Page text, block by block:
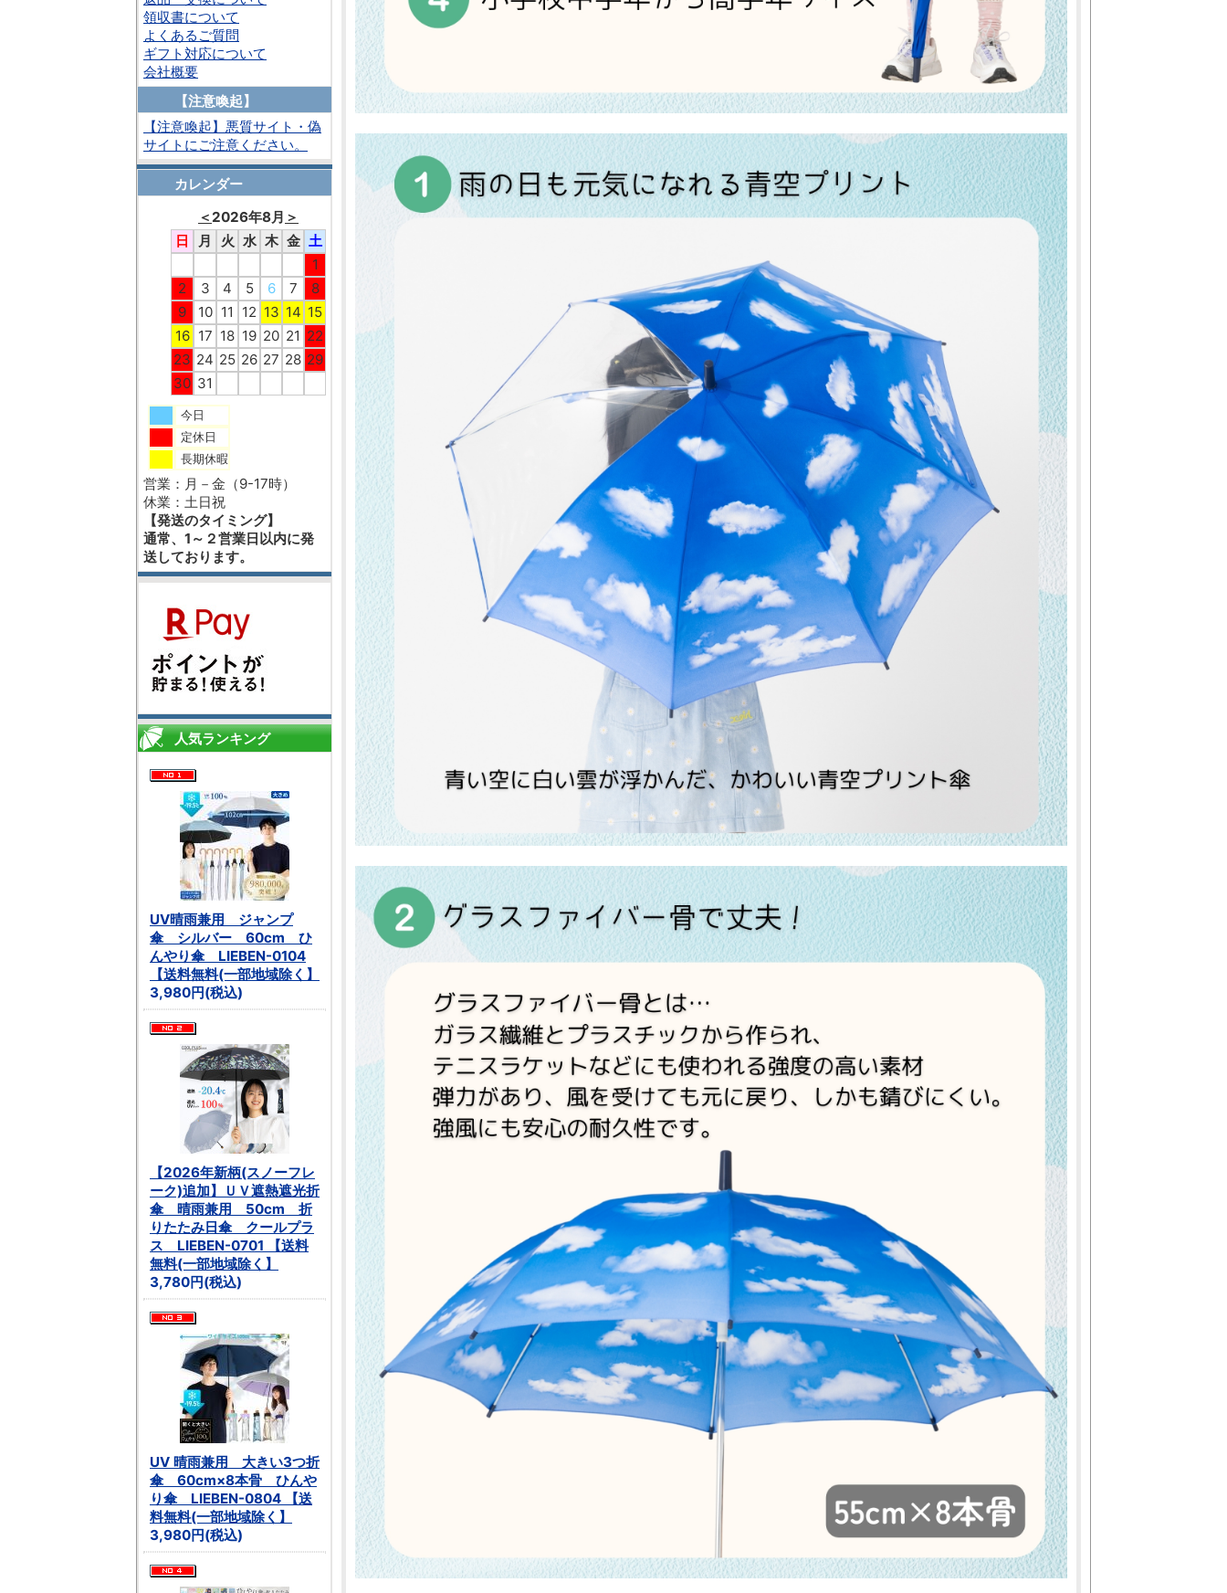
領収書について
よくあるご質問
ギフト対応について
会社概要
【注意喚起】
【注意喚起】悪質サイト・偽
サイトにご注意ください。
カレンダー
＜ 2026年8月 ＞
日
月 火 水 木 金 土
1
2
3 4 5 6 7
8
9
10 11 12 13 14 15
16 17 18 19 20 21 22
23 24 25 26 27 28 29
30 31
今日
定休日
長期休暇
営業：月－金（9-17時）
休業：土日祝
【発送のタイミング】
通常、1～２営業日以内に発
送しております。
人気ランキング
UV晴雨兼用 ジャンプ
傘 シルバー 60cm ひ
んやり傘 LIEBEN-0104
【送料無料(一部地域除く】
3,980円(税込)
【2026年新柄(スノーフレ
ーク)追加】ＵＶ遮熱遮光折
傘 晴雨兼用 50cm 折
りたたみ日傘 クールプラ
ス LIEBEN-0701 【送料
無料(一部地域除く】
3,780円(税込)
UV 晴雨兼用 大きい3つ折
傘 60cm×8本骨 ひんや
り傘 LIEBEN-0804 【送
料無料(一部地域除く】
3,980円(税込)